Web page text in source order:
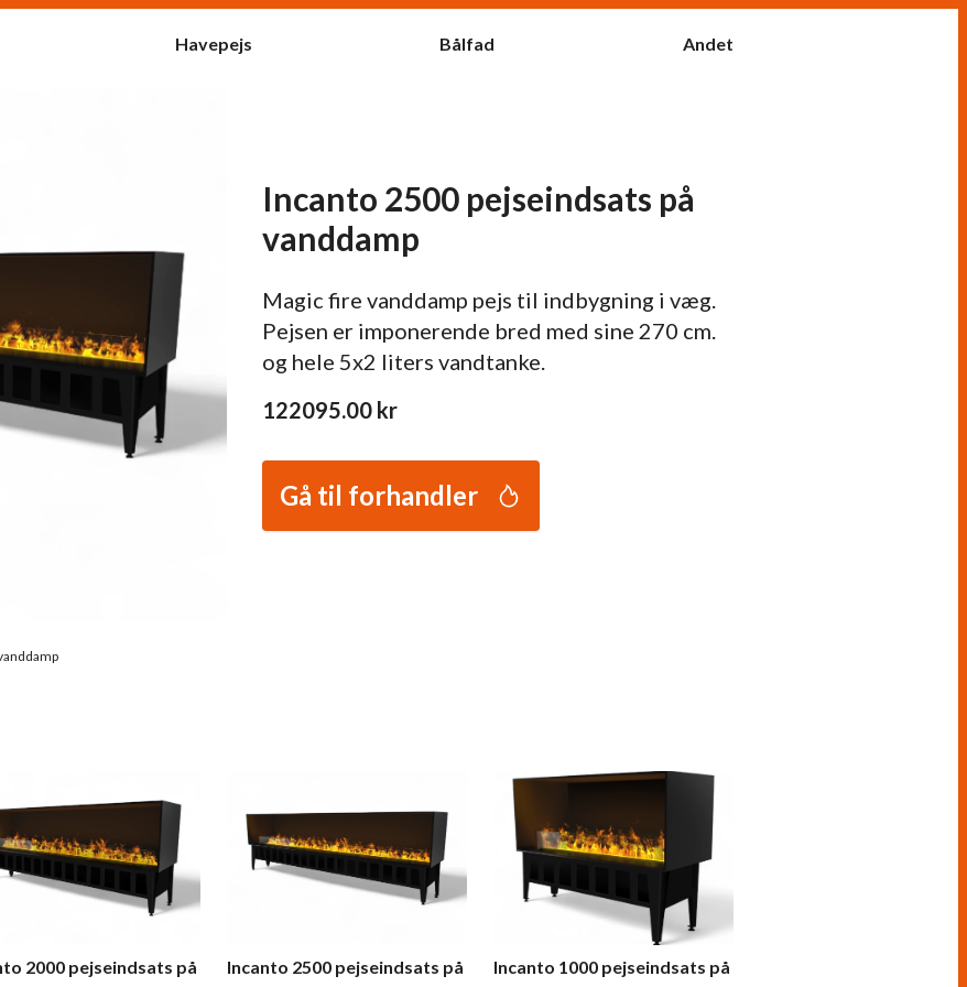
Havepejs Bålfad Andet
Incanto 2500 pejseindsats på
vanddamp
Magic fire vanddamp pejs til indbygning i væg.
Pejsen er imponerende bred med sine 270 cm.
og hele 5x2 liters vandtanke.
122095.00 kr
Gå til forhandler
2000 pejseindsats på
Incanto 2500 pejseindsats på
Incanto 1000 pejseindsats på